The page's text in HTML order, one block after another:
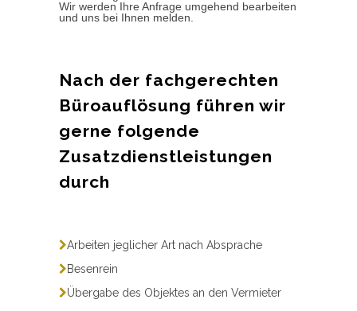
Wir werden Ihre Anfrage umgehend bearbeiten
und uns bei Ihnen melden.
Nach der fachgerechten
Büroauflösung führen wir
gerne folgende
Zusatzdienstleistungen
durch
Arbeiten jeglicher Art nach Absprache
Besenrein
Übergabe des Objektes an den Vermieter